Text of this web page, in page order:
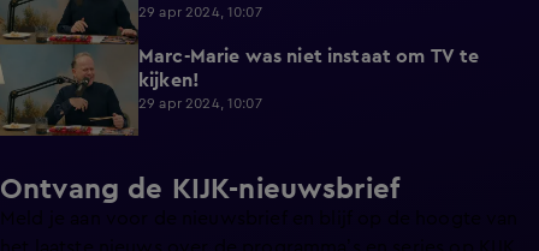
29 apr 2024, 10:07
Marc-Marie was niet instaat om TV te
kijken!
29 apr 2024, 10:07
Ontvang de KIJK-nieuwsbrief
Meld je aan voor de nieuwsbrief en blijf op de hoogte van